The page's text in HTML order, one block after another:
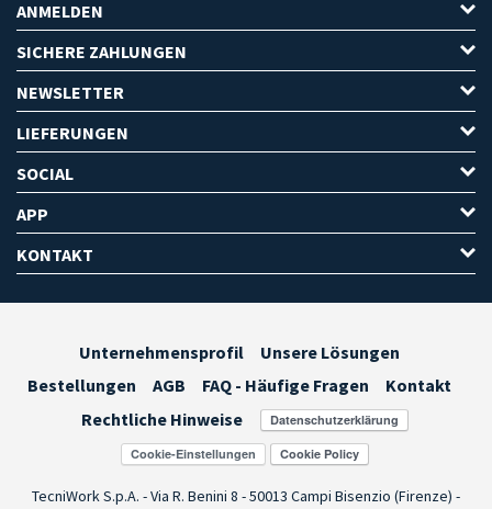
ANMELDEN
SICHERE ZAHLUNGEN
NEWSLETTER
LIEFERUNGEN
SOCIAL
APP
KONTAKT
Unternehmensprofil
Unsere Lösungen
Bestellungen
AGB FAQ - Häufige Fragen
Kontakt
Rechtliche Hinweise
Cookie-Einstellungen
TecniWork S.p.A. - Via R. Benini 8 - 50013 Campi Bisenzio (Firenze) -